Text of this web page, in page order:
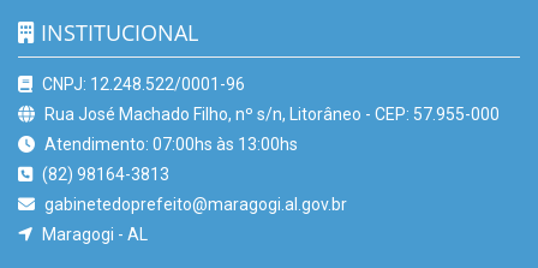
INSTITUCIONAL
CNPJ: 12.248.522/0001-96
Rua José Machado Filho, nº s/n, Litorâneo - CEP: 57.955-000
Atendimento: 07:00hs às 13:00hs
(82) 98164-3813
gabinetedoprefeito@maragogi.al.gov.br
Maragogi - AL